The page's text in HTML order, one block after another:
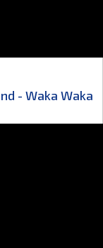
- Waka Waka